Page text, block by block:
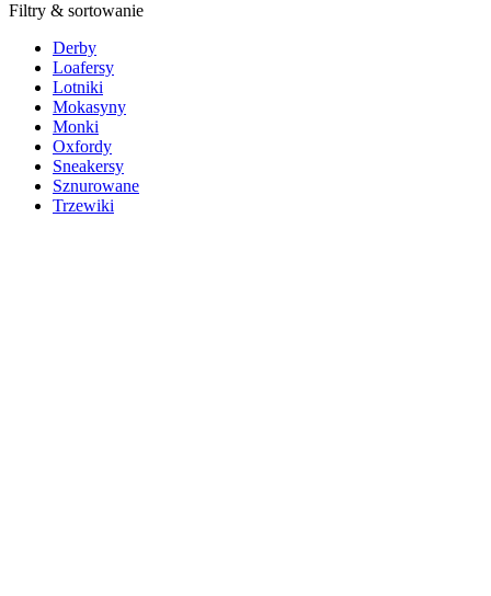
Filtry & sortowanie
Derby
Loafersy
Lotniki
Mokasyny
Monki
Oxfordy
Sneakersy
Sznurowane
Trzewiki